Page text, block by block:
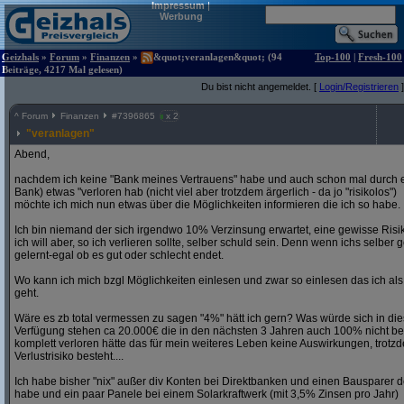
Impressum|
Werbung
Geizhals » Forum » Finanzen »
&quot;veranlagen&quot; (94
Beiträge, 4217 Mal gelesen)
Top-100 | Fresh-100
Du bist nicht angemeldet. [ Login/Registrieren ]
^ Forum Finanzen #7396865 x 2
"veranlagen"
Abend,
nachdem ich keine "Bank meines Vertrauens" habe und auch schon mal
Bank) etwas "verloren hab (nicht viel aber trotzdem ärgerlich - da jo "risikolos")
möchte ich mich nun etwas über die Möglichkeiten informieren die ich so habe.
Ich bin niemand der sich irgendwo 10% Verzinsung erwartet, eine gewisse
ich will aber, so ich verlieren sollte, selber schuld sein. Denn wenn ichs selber
gelernt-egal ob es gut oder schlecht endet.
Wo kann ich mich bzgl Möglichkeiten einlesen und zwar so einlesen das ich
geht.
Wäre es zb total vermessen zu sagen "4%" hätt ich gern? Was würde sich in
Verfügung stehen ca 20.000€ die in den nächsten 3 Jahren auch 100% nicht
komplett verloren hätte das für mein weiteres Leben keine Auswirkungen,
Verlustrisiko besteht....
Ich habe bisher "nix" außer div Konten bei Direktbanken und einen Bausparer
habe und ein paar Panele bei einem Solarkraftwerk (mit 3,5% Zinsen pro Jahr)